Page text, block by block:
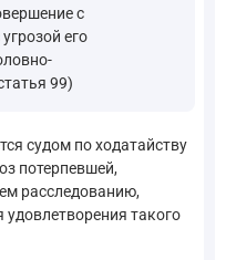
с
его
99)
судом по ходатайству
потерпевшей,
расследованию,
такого